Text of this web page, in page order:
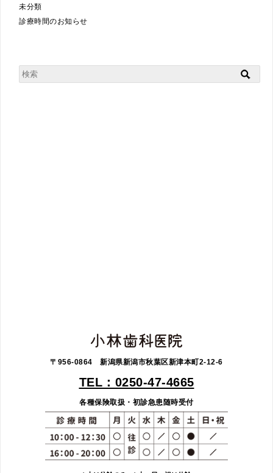
未分類
診療時間のお知らせ
〒956-0864 新潟県新潟市秋葉区新津本町2-12-6
TEL：0250-47-4665
各種保険取扱・初診急患随時受付